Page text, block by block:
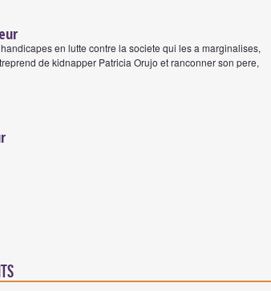
en lutte contre la societe qui les a marginalises,
de kidnapper Patricia Orujo et ranconner son pere,